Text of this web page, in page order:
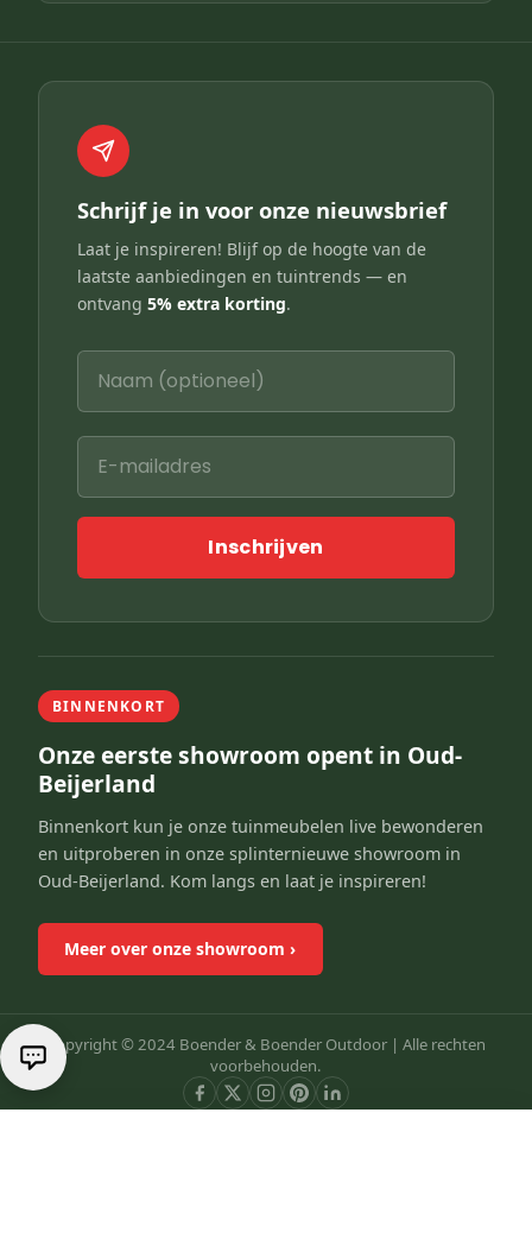
Schrijf je in voor onze nieuwsbrief
Laat je inspireren! Blijf op de hoogte van de
laatste aanbiedingen en tuintrends — en
ontvang 5% extra korting.
Inschrijven
BINNENKORT
Onze eerste showroom opent in Oud-
Beijerland
Binnenkort kun je onze tuinmeubelen live bewonderen
en uitproberen in onze splinternieuwe showroom in
Oud-Beijerland. Kom langs en laat je inspireren!
Meer over onze showroom ›
Copyright © 2024 Boender & Boender Outdoor | Alle rechten
voorbehouden.